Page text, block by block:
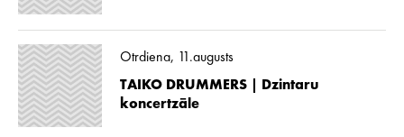
Otrdiena, 11.augusts
TAIKO DRUMMERS | Dzintaru
koncertzāle